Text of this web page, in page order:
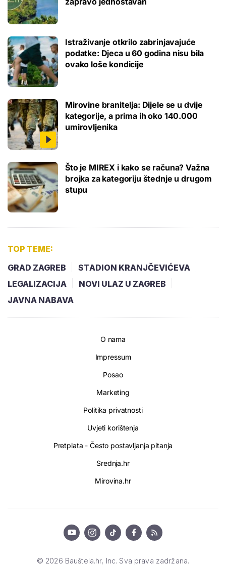
Istraživanje otkrilo zabrinjavajuće
podatke: Djeca u 60 godina nisu bila
ovako loše kondicije
Mirovine branitelja: Dijele se u dvije
kategorije, a prima ih oko 140.000
umirovljenika
Što je MIREX i kako se računa? Važna
brojka za kategoriju štednje u drugom
stupu
TOP TEME:
GRAD ZAGREB
STADION KRANJČEVIĆEVA
LEGALIZACIJA
NOVI ULAZ U ZAGREB
JAVNA NABAVA
O nama
Impressum
Posao
Marketing
Politika privatnosti
Uvjeti korištenja
Pretplata - Često postavljanja pitanja
Srednja.hr
Mirovina.hr
© 2026 Bauštela.hr, Inc. Sva prava zadržana.